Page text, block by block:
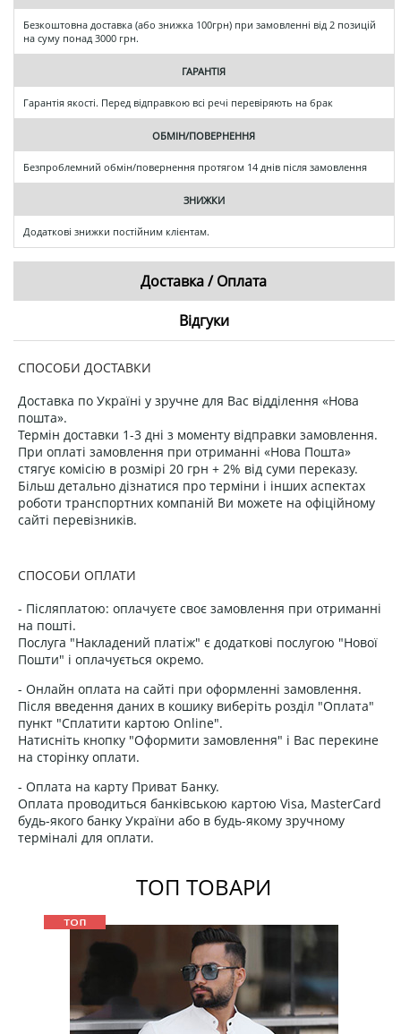
Безкоштовна доставка (або знижка 100грн) при замовленні від 2 позицій
на суму понад 3000 грн.
ГАРАНТІЯ
Гарантія якості. Перед відправкою всі речі перевіряють на брак
ОБМІН/ПОВЕРНЕННЯ
Безпроблемний обмін/повернення протягом 14 днів після замовлення
ЗНИЖКИ
Додаткові знижки постійним клієнтам.
Доставка / Оплата
Відгуки
СПОСОБИ ДОСТАВКИ
Доставка по Україні у зручне для Вас відділення «Нова
пошта».
Термін доставки 1-3 дні з моменту відправки замовлення.
При оплаті замовлення при отриманні «Нова Пошта»
стягує комісію в розмірі 20 грн + 2% від суми переказу.
Більш детально дізнатися про терміни і інших аспектах
роботи транспортних компаній Ви можете на офіційному
сайті перевізників.
СПОСОБИ ОПЛАТИ
- Післяплатою: оплачуєте своє замовлення при отриманні
на пошті.
Послуга "Накладений платіж" є додаткові послугою "Нової
Пошти" і оплачується окремо.
- Онлайн оплата на сайті при оформленні замовлення.
Після введення даних в кошику виберіть розділ "Оплата"
пункт "Сплатити картою Online".
Натисніть кнопку "Оформити замовлення" і Вас перекине
на сторінку оплати.
- Оплата на карту Приват Банку.
Оплата проводиться банківською картою Visa, MasterCard
будь-якого банку України або в будь-якому зручному
терміналі для оплати.
ТОП ТОВАРИ